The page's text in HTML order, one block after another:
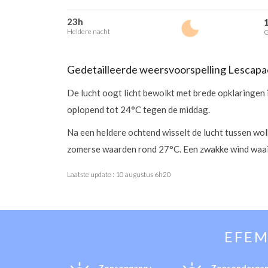
23h
Heldere nacht
Gedetailleerde weersvoorspelling
De lucht oogt licht bewolkt met brede opklaringen
oplopend tot 24°C tegen de middag.
Na een heldere ochtend wisselt de lucht tussen
zomerse waarden rond 27°C. Een zwakke wind
Laatste update : 10 augustus 6h20